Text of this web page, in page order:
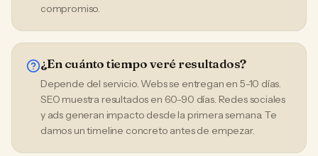
compromiso.
¿En cuánto tiempo veré resultados?
Depende del servicio. Webs se entregan en 5-10 días.
SEO muestra resultados en 60-90 días. Redes sociales
y ads generan impacto desde la primera semana. Te
damos un timeline concreto antes de empezar.